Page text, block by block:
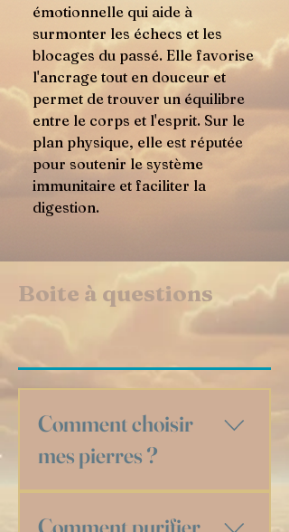
émotionnelle qui aide à
surmonter les échecs et les
blocages du passé. Elle favorise
l'ancrage tout en douceur et
permet de trouver un équilibre
entre le corps et l'esprit. Sur le
plan physique, elle est réputée
pour soutenir le système
immunitaire et faciliter la
digestion.
Boite à questions
Comment choisir
mes pierres ?
rencontre ! Que vous soyez novice ou déjà
Comment purifier